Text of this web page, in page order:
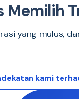
Memilih
yang mulus,
kami